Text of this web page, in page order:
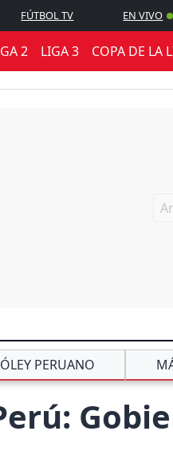
FÚTBOL TV EN VIVO
2 LIGA 3 COPA DE LA
PERUANO